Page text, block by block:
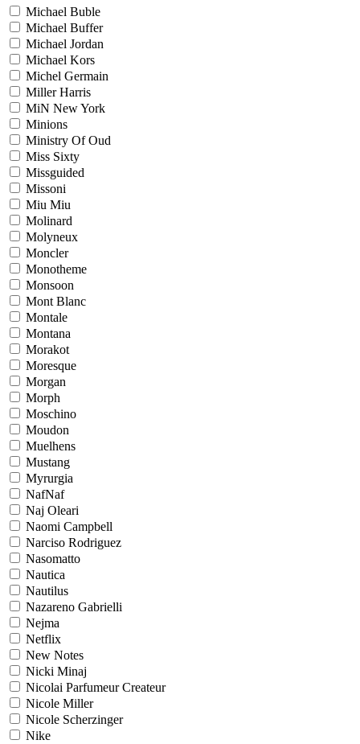
Michael Buble
Michael Buffer
Michael Jordan
Michael Kors
Michel Germain
Miller Harris
MiN New York
Minions
Ministry Of Oud
Miss Sixty
Missguided
Missoni
Miu Miu
Molinard
Molyneux
Moncler
Monotheme
Monsoon
Mont Blanc
Montale
Montana
Morakot
Moresque
Morgan
Morph
Moschino
Moudon
Muelhens
Mustang
Myrurgia
NafNaf
Naj Oleari
Naomi Campbell
Narciso Rodriguez
Nasomatto
Nautica
Nautilus
Nazareno Gabrielli
Nejma
Netflix
New Notes
Nicki Minaj
Nicolai Parfumeur Createur
Nicole Miller
Nicole Scherzinger
Nike